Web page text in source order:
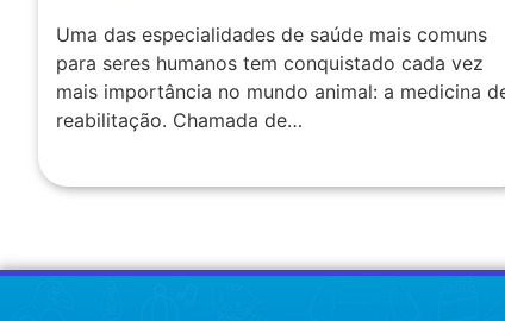
Uma das especialidades de saúde mais comuns
para seres humanos tem conquistado cada vez
mais importância no mundo animal: a medicina
reabilitação. Chamada de…